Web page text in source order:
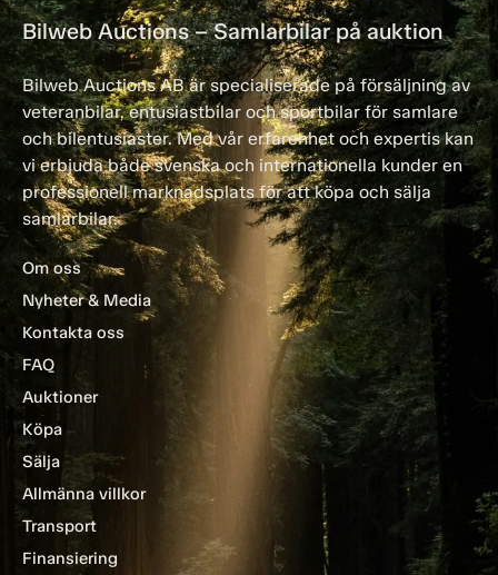
Bilweb Auctions – Samlarbilar på auktion
Bilweb Auctions AB är specialiserade på försäljning av
veteranbilar, entusiastbilar och sportbilar för samlare
och bilentusiaster. Med vår erfarenhet och expertis kan
vi erbjuda både svenska och internationella kunder en
professionell marknadsplats för att köpa och sälja
samlarbilar.
Om oss
Nyheter & Media
Kontakta oss
FAQ
Auktioner
Köpa
Sälja
Allmänna villkor
Transport
Finansiering